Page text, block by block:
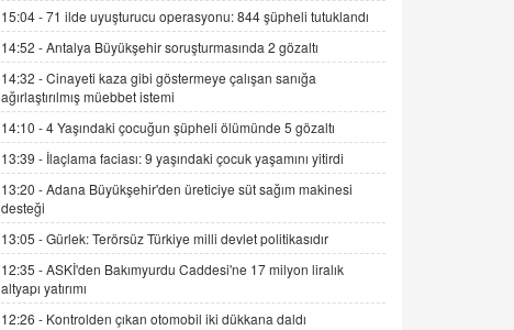
SEHER EREK
Kış Ayları Geldi, Hangi Önlemler
Alınmalı?
9.12.2025 10:11
İNCİ GÜL AKÖL
Trump Keşke Adana'yı da Ziyaret Etse...
06.07.2026 13:00
ADEM AKÖL
Esed Destekçilerinin Yüzüne Vurulan
11.12.2024 12:30
15:04 -71 ilde uyuşturucu operasyonu: 844 şüpheli tutuklandı
14:52 -Antalya Büyükşehir soruşturmasında 2 gözaltı
14:32 -Cinayeti kaza gibi göstermeye çalışan sanığa
ağırlaştırılmış müebbet istemi
14:10 -4 Yaşındaki çocuğun şüpheli ölümünde 5 gözaltı
13:39 - İlaçlama faciası: 9 yaşındaki çocuk yaşamını yitirdi
13:20 -Adana Büyükşehir'den üreticiye süt sağım makinesi
desteği
13:05 -Gürlek: Terörsüz Türkiye milli devlet politikasıdır
12:35 -ASKİ'den Bakımyurdu Caddesi'ne 17 milyon liralık
altyapı yatırımı
12:26 - Kontrolden çıkan otomobil iki dükkana daldı